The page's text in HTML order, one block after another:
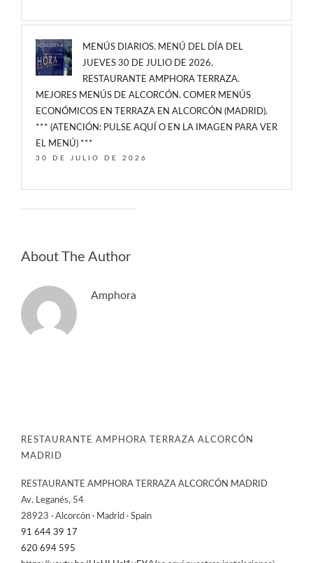
MENÚS DIARIOS. MENÚ DEL DÍA DEL
JUEVES 30 DE JULIO DE 2026.
RESTAURANTE AMPHORA TERRAZA.
MEJORES MENÚS DE ALCORCÓN. COMER MENÚS
ECONÓMICOS EN TERRAZA EN ALCORCÓN (MADRID).
*** (ATENCIÓN: PULSE AQUÍ O EN LA IMAGEN PARA VER
EL MENÚ) ***
30 DE JULIO DE 2026
About The Author
Amphora
RESTAURANTE AMPHORA TERRAZA ALCORCÓN
MADRID
RESTAURANTE AMPHORA TERRAZA ALCORCÓN MADRID
Av. Leganés, 54
28923 · Alcorcón · Madrid · Spain
91 644 39 17
620 694 595